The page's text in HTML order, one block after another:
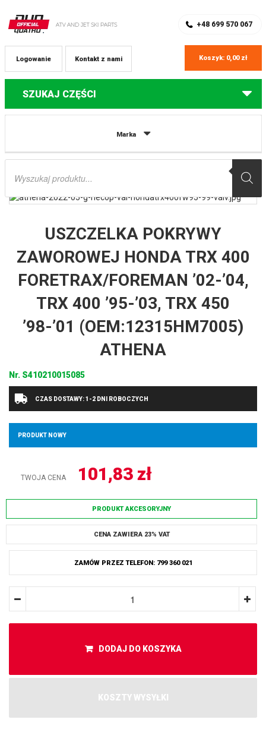
+48 699 570 067
Kontakt z nami
Logowanie Koszyk: 0,00 zł
SZUKAJ CZĘŚCI
Marka
Wyszukiwarka
Części do quadów Honda
TRX 450 ’98-’01 (OEM:12315HM7005) ATHENA
USZCZELKA POKRYWY
ZAWOROWEJ HONDA TRX 400
FORETRAX/FOREMAN ’02-’04,
TRX 400 ’95-’03, TRX 450
’98-’01 (OEM:12315HM7005)
ATHENA
Nr. S410210015085
CZAS DOSTAWY: 1-2 DNI ROBOCZYCH
PRODUKT NOWY
TWOJA CENA 101,83 zł
PRODUKT AKCESORYJNY
CENA ZAWIERA 23% VAT
ZAMÓW PRZEZ TELEFON: 799 360 021
DODAJ DO KOSZYKA
KOSZTY WYSYŁKI